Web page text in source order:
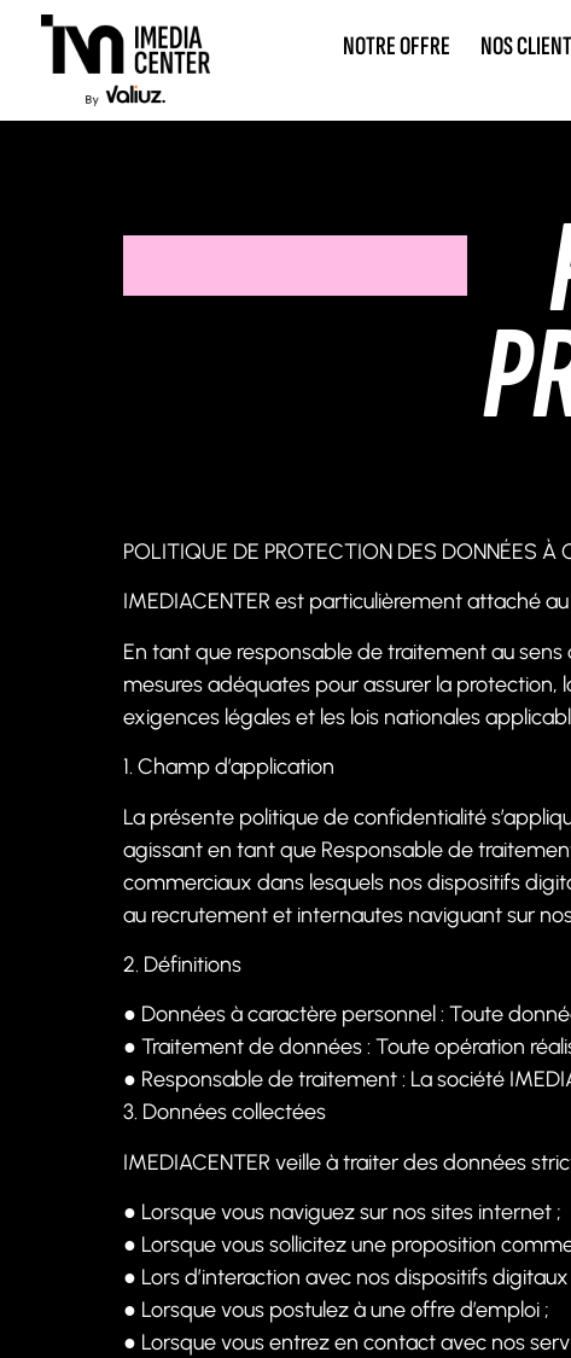
NOTRE OFFRE NOS
POLITIQUE DE PROTECTION DES DONNÉES À
IMEDIACENTER est particulièrement attaché
En tant que responsable de traitement au sens
mesures adéquates pour assurer la
exigences légales et les lois nationales
1. Champ d’application
La présente politique de confidentialité
agissant en tant que Responsable de
commerciaux dans lesquels nos dispositifs
au recrutement et internautes naviguant sur
2. Définitions
● Données à caractère personnel : Toute
● Traitement de données : Toute opération
● Responsable de traitement : La société
3. Données collectées
IMEDIACENTER veille à traiter des données
● Lorsque vous naviguez sur nos sites internet ;
● Lorsque vous sollicitez une proposition
● Lors d’interaction avec nos dispositifs
● Lorsque vous postulez à une offre d’emploi ;
● Lorsque vous entrez en contact avec nos